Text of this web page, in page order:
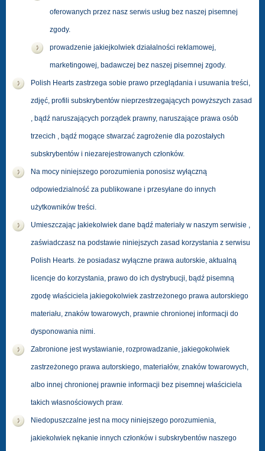
oferowanych przez nasz serwis usług bez naszej pisemnej
zgody.
prowadzenie jakiejkolwiek działalności reklamowej,
marketingowej, badawczej bez naszej pisemnej zgody.
Polish Hearts zastrzega sobie prawo przeglądania i usuwania treści,
zdjęć, profili subskrybentów nieprzestrzegających powyższych zasad
, bądź naruszających porządek prawny, naruszające prawa osób
trzecich , bądź mogące stwarzać zagrożenie dla pozostałych
subskrybentów i niezarejestrowanych członków.
Na mocy niniejszego porozumienia ponosisz wyłączną
odpowiedzialność za publikowane i przesyłane do innych
użytkowników treści.
Umieszczając jakiekolwiek dane bądź materiały w naszym serwisie ,
zaświadczasz na podstawie niniejszych zasad korzystania z serwisu
Polish Hearts. że posiadasz wyłączne prawa autorskie, aktualną
licencje do korzystania, prawo do ich dystrybucji, bądź pisemną
zgodę właściciela jakiegokolwiek zastrzeżonego prawa autorskiego
materiału, znaków towarowych, prawnie chronionej informacji do
dysponowania nimi.
Zabronione jest wystawianie, rozprowadzanie, jakiegokolwiek
zastrzeżonego prawa autorskiego, materiałów, znaków towarowych,
albo innej chronionej prawnie informacji bez pisemnej właściciela
takich własnościowych praw.
Niedopuszczalne jest na mocy niniejszego porozumienia,
jakiekolwiek nękanie innych członków i subskrybentów naszego